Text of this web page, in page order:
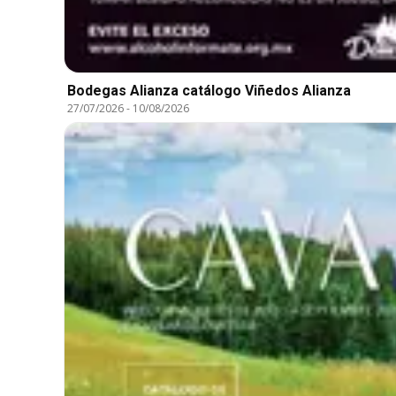
Bodegas Alianza catálogo Viñedos Alianza
27/07/2026- 10/08/2026